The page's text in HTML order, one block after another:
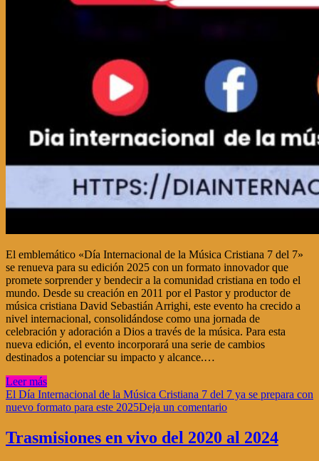
El emblemático «Día Internacional de la Música Cristiana 7 del 7»
se renueva para su edición 2025 con un formato innovador que
promete sorprender y bendecir a la comunidad cristiana en todo el
mundo. Desde su creación en 2011 por el Pastor y productor de
música cristiana David Sebastián Arrighi, este evento ha crecido a
nivel internacional, consolidándose como una jornada de
celebración y adoración a Dios a través de la música. Para esta
nueva edición, el evento incorporará una serie de cambios
destinados a potenciar su impacto y alcance.…
Leer más
El Día Internacional de la Música Cristiana 7 del 7 ya se prepara con
nuevo formato para este 2025Deja un comentario
Trasmisiones en vivo del 2020 al 2024